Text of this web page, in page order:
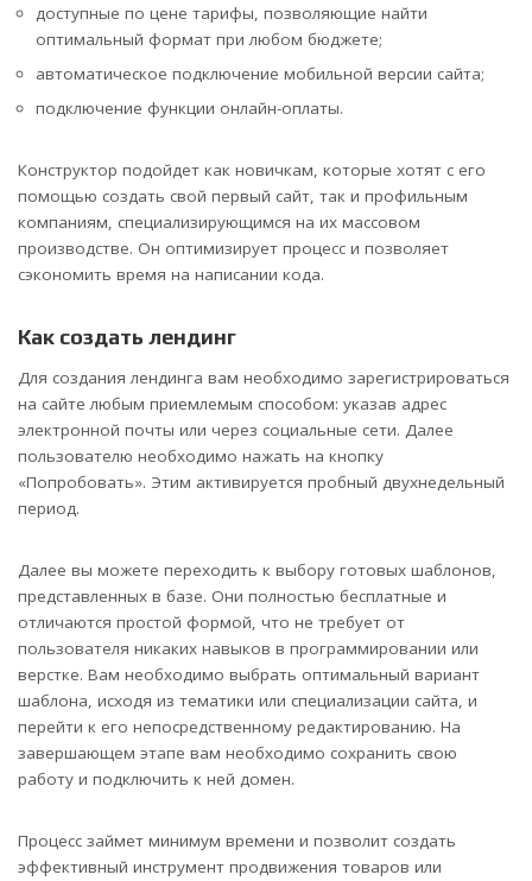
доступные по цене тарифы, позволяющие найти
оптимальный формат при любом бюджете;
автоматическое подключение мобильной версии сайта;
подключение функции онлайн-оплаты.
Конструктор подойдет как новичкам, которые хотят с его
помощью создать свой первый сайт, так и профильным
компаниям, специализирующимся на их массовом
производстве. Он оптимизирует процесс и позволяет
сэкономить время на написании кода.
Как создать лендинг
Для создания лендинга вам необходимо зарегистрироваться
на сайте любым приемлемым способом: указав адрес
электронной почты или через социальные сети. Далее
пользователю необходимо нажать на кнопку
«Попробовать». Этим активируется пробный двухнедельный
период.
Далее вы можете переходить к выбору готовых шаблонов,
представленных в базе. Они полностью бесплатные и
отличаются простой формой, что не требует от
пользователя никаких навыков в программировании или
верстке. Вам необходимо выбрать оптимальный вариант
шаблона, исходя из тематики или специализации сайта, и
перейти к его непосредственному редактированию. На
завершающем этапе вам необходимо сохранить свою
работу и подключить к ней домен.
Процесс займет минимум времени и позволит создать
эффективный инструмент продвижения товаров или